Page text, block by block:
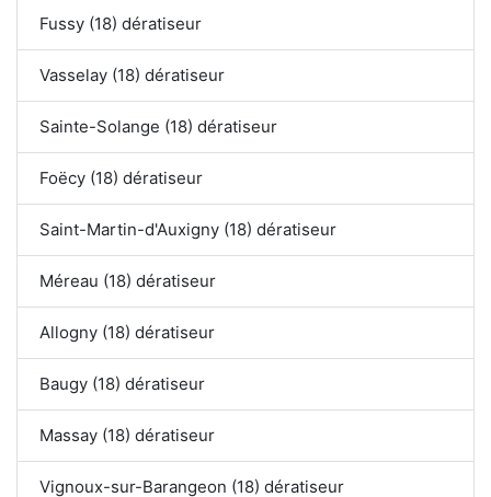
Fussy (18) dératiseur
Vasselay (18) dératiseur
Sainte-Solange (18) dératiseur
Foëcy (18) dératiseur
Saint-Martin-d'Auxigny (18) dératiseur
Méreau (18) dératiseur
Allogny (18) dératiseur
Baugy (18) dératiseur
Massay (18) dératiseur
Vignoux-sur-Barangeon (18) dératiseur